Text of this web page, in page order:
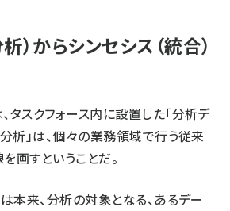
）からシンセシス（統合）
タスクフォース内に設置した「分析デ
分析」は、個々の業務領域で行う従来
画すということだ。
本来、分析の対象となる、あるデー